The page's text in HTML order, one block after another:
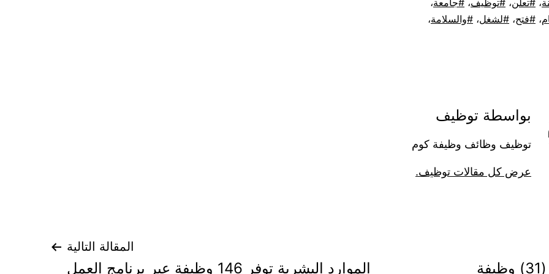
، تعلن، توظيف، جامعة،
، فتح، لشغل، والسلامة،
بواسطة توظيف
توظيف وظائف وظيفة كوم
عرض كل مقالات توظيف.
أعلنت وزارة النقل والخدمات توفر (31) وظيفة
المقالة التالية
الموارد البشرية توفر 146 وظيفة عبر برنامج العمل